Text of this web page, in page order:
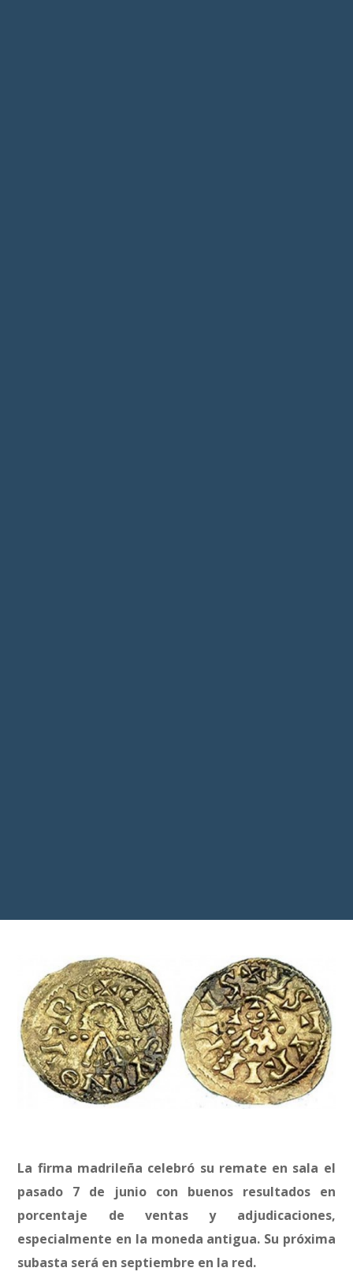
La firma madrileña celebró su remate en sala el
pasado 7 de junio con buenos resultados en
porcentaje de ventas y adjudicaciones,
especialmente en la moneda antigua. Su próxima
subasta será en septiembre en la red.